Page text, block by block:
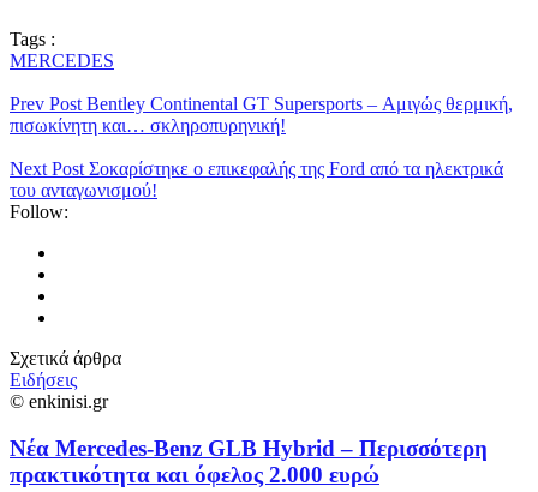
Tags :
MERCEDES
Prev Post Bentley Continental GT Supersports – Αμιγώς θερμική,
πισωκίνητη και… σκληροπυρηνική!
Next Post Σοκαρίστηκε ο επικεφαλής της Ford από τα ηλεκτρικά
του ανταγωνισμού!
Follow:
Σχετικά άρθρα
Ειδήσεις
© enkinisi.gr
Νέα Mercedes-Benz GLB Hybrid – Περισσότερη
πρακτικότητα και όφελος 2.000 ευρώ